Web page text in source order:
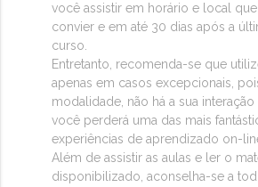
você assistir em horário e local
convier e em até 30 dias após a
curso.
Entretanto, recomenda-se que
apenas em casos excepcionais,
modalidade, não há a sua
você perderá uma das mais
experiências de aprendizado on-
Além de assistir as aulas e ler o
disponibilizado, aconselha-se a